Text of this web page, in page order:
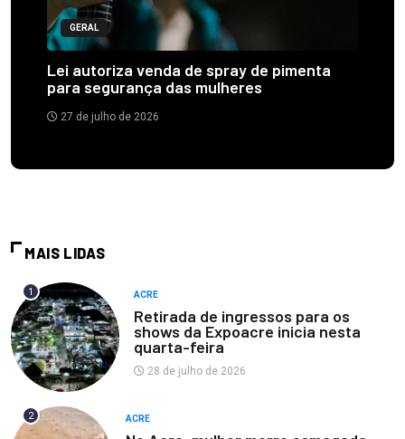
GERAL
Lei autoriza venda de spray de pimenta
para segurança das mulheres
27 de julho de 2026
MAIS LIDAS
1 ACRE
Retirada de ingressos para os
shows da Expoacre inicia nesta
quarta-feira
28 de julho de 2026
2 ACRE